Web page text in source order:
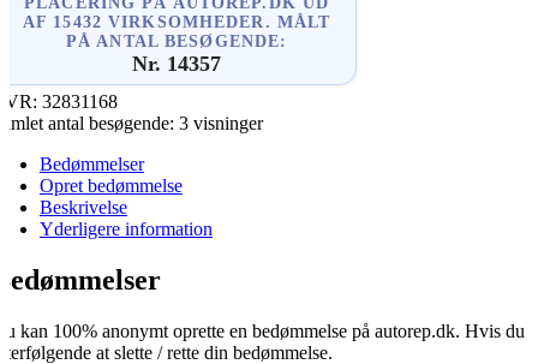
AF 15432 VIRKSOMHEDER. MÅLT
PÅ ANTAL BESØGENDE:
Nr. 14357
32831168
antal besøgende: 3 visninger
Bedømmelser
Opret bedømmelse
Beskrivelse
Yderligere information
kan 100% anonymt oprette en bedømmelse på autorep.dk. Hvis
at slette / rette din bedømmelse.